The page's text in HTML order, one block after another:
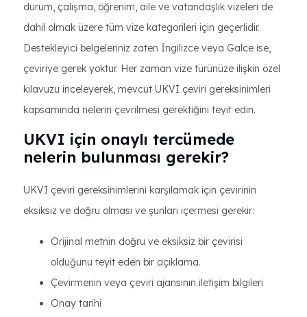
durum, çalışma, öğrenim, aile ve vatandaşlık vizeleri de
dahil olmak üzere tüm vize kategorileri için geçerlidir.
Destekleyici belgeleriniz zaten İngilizce veya Galce ise,
çeviriye gerek yoktur. Her zaman vize türünüze ilişkin özel
kılavuzu inceleyerek, mevcut UKVI çeviri gereksinimleri
kapsamında nelerin çevrilmesi gerektiğini teyit edin.
UKVI için onaylı tercümede
nelerin bulunması gerekir?
UKVI çeviri gereksinimlerini karşılamak için çevirinin
eksiksiz ve doğru olması ve şunları içermesi gerekir:
Orijinal metnin doğru ve eksiksiz bir çevirisi
olduğunu teyit eden bir açıklama.
Çevirmenin veya çeviri ajansının iletişim bilgileri
Onay tarihi